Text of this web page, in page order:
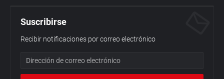
Suscribirse
Recibir notificaciones por correo electrónico